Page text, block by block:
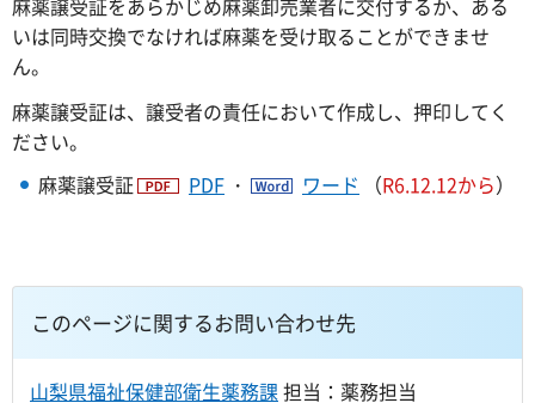
いは同時交換でなければ麻薬を受け取ることができませ
ん。
麻薬譲受証は、譲受者の責任において作成し、押印してく
ださい。
麻薬譲受証
PDF ・ ワード （R6.12.12から）
このページに関するお問い合わせ先
山梨県福祉保健部衛生薬務課担当：薬務担当